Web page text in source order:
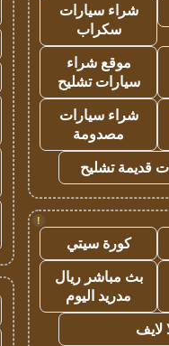
شراء سيارات
سكراب
موقع شراء
سيارات تشليح
شراء سيارات
مصدومة
قديمة تشليح
!
كورة سيتي
بث مباشر ريال
مدريد اليوم
لايف